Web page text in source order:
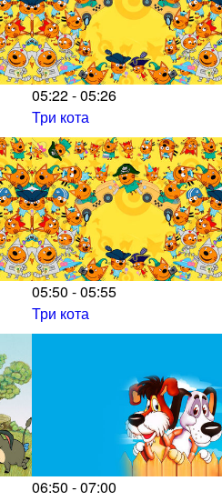
05:22 - 05:26
Три кота
05:50 - 05:55
Три кота
06:50 - 07:00